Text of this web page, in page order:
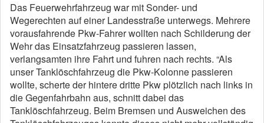
Das Feuerwehrfahrzeug war mit Sonder- und
Wegerechten auf einer Landesstraße unterwegs. Mehrere
vorausfahrende Pkw-Fahrer wollten nach Schilderung der
Wehr das Einsatzfahrzeug passieren lassen,
verlangsamten ihre Fahrt und fuhren nach rechts. “Als
unser Tanklöschfahrzeug die Pkw-Kolonne passieren
wollte, scherte der hintere dritte Pkw plötzlich nach links in
die Gegenfahrbahn aus, schnitt dabei das
Tanklöschfahrzeug. Beim Bremsen und Ausweichen des